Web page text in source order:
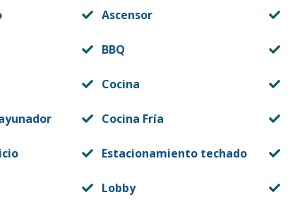
Ascensor
BBQ
Cocina
Cocina Fría
Estacionamiento techado
Lobby